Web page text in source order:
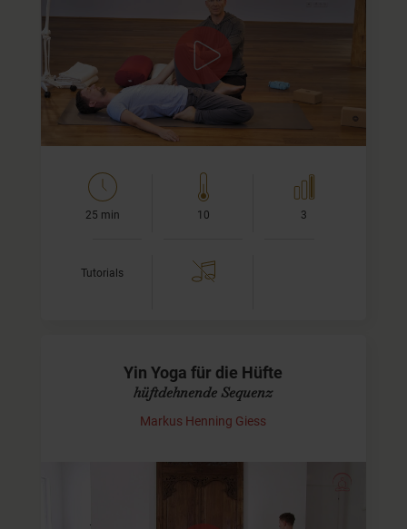
Asanas individuell anpassen
In diesem Tutorial lernst Du anhand von drei Beispielen,
wie Du Asanas im Yin Yoga anpassen kannst, um eine
optimale Wirkung zu erzielen. Dieses Yin-Yoga Tutorial…
25 min 10 3
Tutorials
Yin Yoga für die Hüfte
hüftdehnende Sequenz
Markus Henning Giess
Geschmeidige Hüften mit Yin